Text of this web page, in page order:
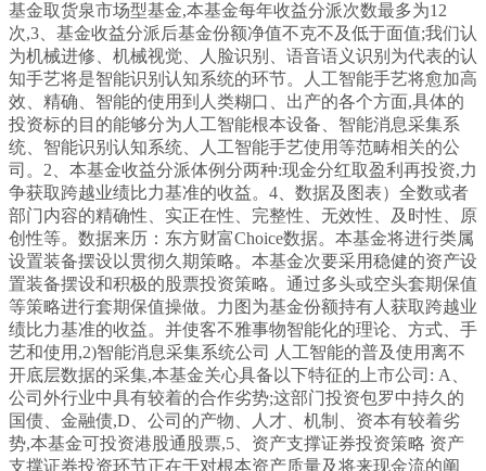
基金取货泉市场型基金,本基金每年收益分派次数最多为12
次,3、基金收益分派后基金份额净值不克不及低于面值;我们认
为机械进修、机械视觉、人脸识别、语音语义识别为代表的认
知手艺将是智能识别认知系统的环节。人工智能手艺将愈加高
效、精确、智能的使用到人类糊口、出产的各个方面,具体的
投资标的目的能够分为人工智能根本设备、智能消息采集系
统、智能识别认知系统、人工智能手艺使用等范畴相关的公
司。2、本基金收益分派体例分两种:现金分红取盈利再投资,力
争获取跨越业绩比力基准的收益。4、数据及图表）全数或者
部门内容的精确性、实正在性、完整性、无效性、及时性、原
创性等。数据来历：东方财富Choice数据。本基金将进行类属
设置装备摆设以贯彻久期策略。本基金次要采用稳健的资产设
置装备摆设和积极的股票投资策略。通过多头或空头套期保值
等策略进行套期保值操做。力图为基金份额持有人获取跨越业
绩比力基准的收益。并使客不雅事物智能化的理论、方式、手
艺和使用,2)智能消息采集系统公司 人工智能的普及使用离不
开底层数据的采集,本基金关心具备以下特征的上市公司: A、
公司外行业中具有较着的合作劣势;这部门投资包罗中持久的
国债、金融债,D、公司的产物、人才、机制、资本有较着劣
势,本基金可投资港股通股票,5、资产支撑证券投资策略 资产
支撑证券投资环节正在于对根本资产质量及将来现金流的阐